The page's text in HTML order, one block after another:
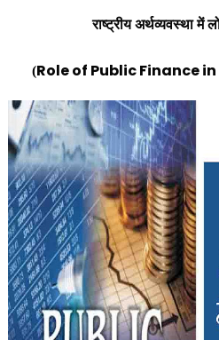
राष्ट्रीय अर्थव्यवस्था में
(Role of Public Finance